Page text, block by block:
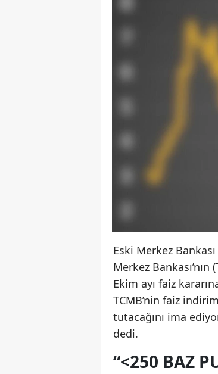
Eski Merkez
Merkez
Ekim ayı faiz
TCMB’nin faiz
tutacağını ima
dedi.
“<250 BAZ